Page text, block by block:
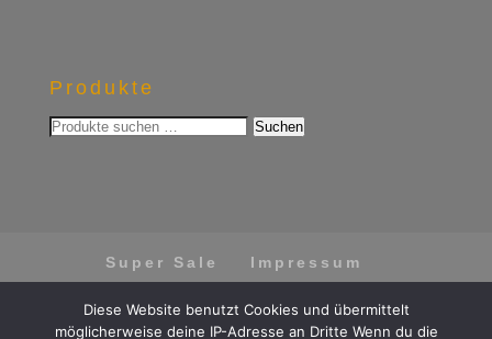
Produkte
Suchen
nach:
Suchen
Super Sale
Impressum
Vertrag widerrufen
Diese Website benutzt Cookies und übermittelt
möglicherweise deine IP-Adresse an Dritte Wenn du die